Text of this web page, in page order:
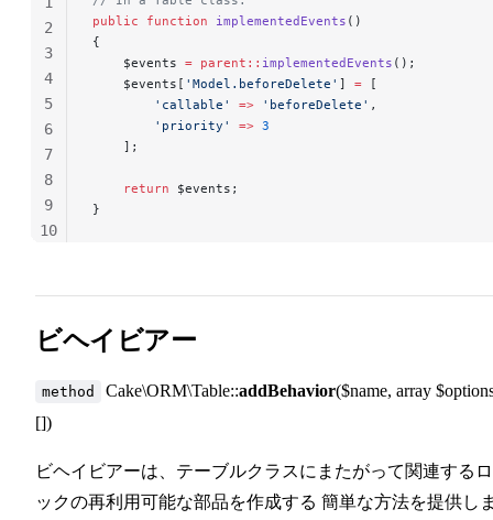
public function implementedEvents ()
{
    $events
= parent:: implementedEvents ();
    $events[
'Model.beforeDelete' ] = [
        'callable'
=> 'beforeDelete' ,
        'priority'
=> 3
    ];
    return
$events;
}
2
3
4
5
6
7
8
9
10
ビヘイビアー
method Cake\ORM\Table::addBehavior($name, array
[])
ビヘイビアーは、テーブルクラスにまたがって関連する
ックの再利用可能な部品を作成する 簡単な方法を提供し